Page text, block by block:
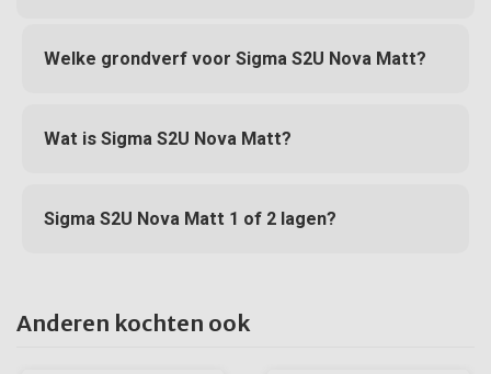
Welke grondverf voor Sigma S2U Nova Matt?
Wat is Sigma S2U Nova Matt?
Sigma S2U Nova Matt 1 of 2 lagen?
Anderen kochten ook